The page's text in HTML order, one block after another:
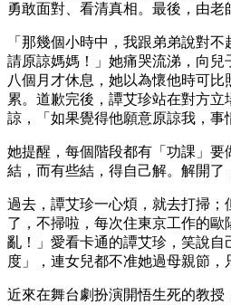
勇敢面對、看清真相。最後，由老
「那幾個小時中，我跟弟弟說對不
請原諒媽媽！」她痛哭流涕，向兒
八個月才休息，她以為懷他時可
累。道歉完後，譚艾珍站在對方
諒，「如果覺得他願意原諒我，事
她提醒，每個階段都有「功課」要
結，而有些結，得自己解。解開了
過去，譚艾珍一心煩，就去打掃
了，不掃啦，每次住東京工作的
亂！」愛看卡通的譚艾珍，笑說自
度」，連女兒都不准她過母親節，
近來在舞台劇扮演開悟生死的教授